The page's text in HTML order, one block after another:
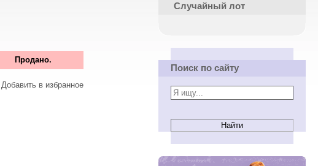
Продано.
Добавить в избранное
Случайный лот
Поиск по сайту